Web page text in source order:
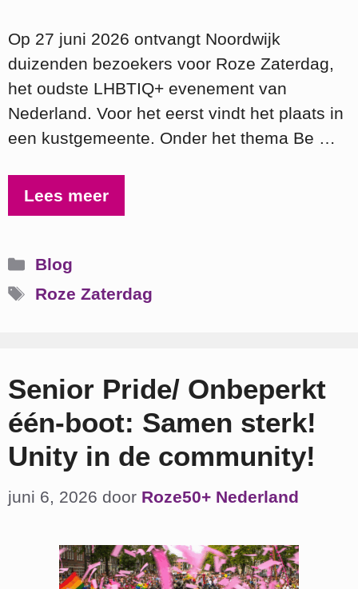
Op 27 juni 2026 ontvangt Noordwijk
duizenden bezoekers voor Roze Zaterdag,
het oudste LHBTIQ+ evenement van
Nederland. Voor het eerst vindt het plaats in
een kustgemeente. Onder het thema Be …
Lees meer
Categorieën
Blog
Tags
Roze Zaterdag
Senior Pride/ Onbeperkt
één-boot: Samen sterk!
Unity in de community!
juni 6, 2026 door Roze50+ Nederland